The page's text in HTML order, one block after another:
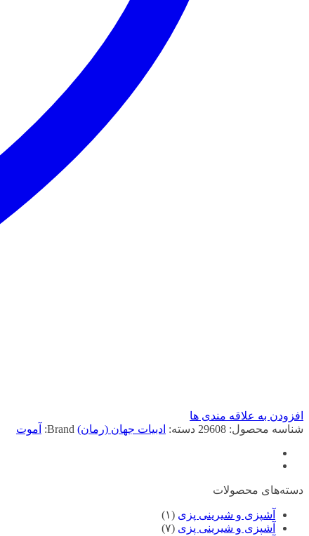
افزودن به علاقه مندی ها
شناسه محصول: 29608 دسته: ادبيات جهان (رمان) Brand: آموت
دسته‌های محصولات
آشپزی و شیرینی پزی (۱)
آشپزی و شیرینی پزی (۷)